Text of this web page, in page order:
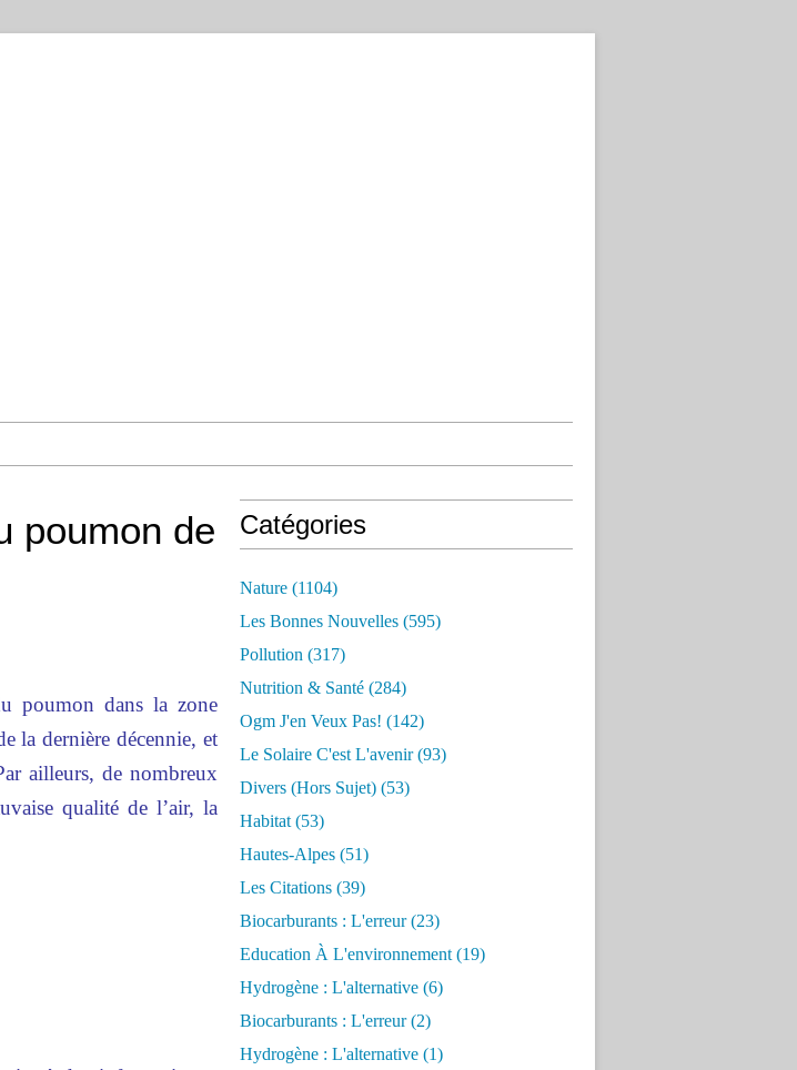
poumon de
poumon dans la zone
la dernière décennie, et
ailleurs, de nombreux
qualité de l’air, la
Catégories
Nature (1104)
Les Bonnes Nouvelles (595)
Pollution (317)
Nutrition & Santé (284)
Ogm J'en Veux Pas! (142)
Le Solaire C'est L'avenir(93)
Divers (hors Sujet) (53)
Habitat (53)
Hautes-Alpes (51)
Les Citations (39)
Biocarburants : L'erreur(23)
Education À L'environnement (19)
Hydrogène : L'alternative (6)
Biocarburants : L'erreur(2)
Hydrogène : L'alternative (1)